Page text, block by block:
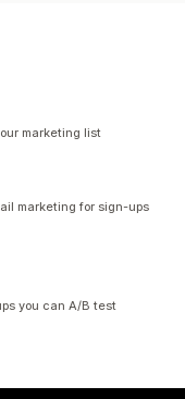
marketing list
marketing for sign-ups
you can A/B test